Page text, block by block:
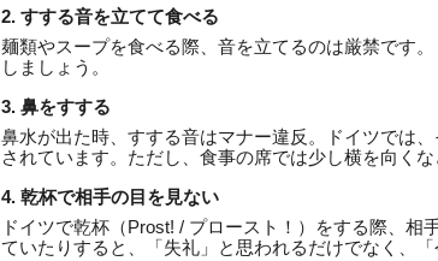
2. すする音を立てて食べる
麺類やスープを食べる際、音を立てるのは厳禁です
しましょう。
3. 鼻をすする
鼻水が出た時、すする音はマナー違反。ドイツでは
されています。ただし、食事の席では少し横を向くな
4. 乾杯で相手の目を見ない
ドイツで乾杯（Prost! / プロースト！）をする際、
ていたりすると、「失礼」と思われるだけでなく、